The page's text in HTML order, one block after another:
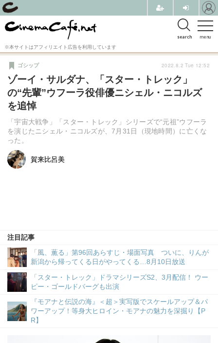
menu
search
※本サイトはアフィリエイト広告を利用しています
ゾーイ・サルダナ、「スター・トレック」
の“先輩”ウフーラ役俳優ニシェル・ニコルズ
を追悼
「宇宙大戦争」「スター・トレック」シリーズで“元祖”ウフーラ
を演じたニシェル・ニコルズが、7月31日（現地時間）に亡くな
った。
ゴシップ
賀来比呂美
賀来比呂美
注目記事
「風、薫る」第96回あらすじ・場面写真 ついに、りんが
新潟から帰ってくる日がやってくる…8月10日放送
「スター・トレック」ドラマシリーズS2、3月配信！ ウー
ピー・ゴールドバーグも出演
『モアナと伝説の海』＜超＞実写版でスケールアップ＆パ
ワーアップ！等身大ヒロイン・モアナの魅力を深掘り【P
R】
2022.8.2 Tue 12:52